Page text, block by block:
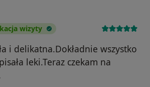
wizyty
i delikatna.Dokładnie wszystko
leki.Teraz czekam na